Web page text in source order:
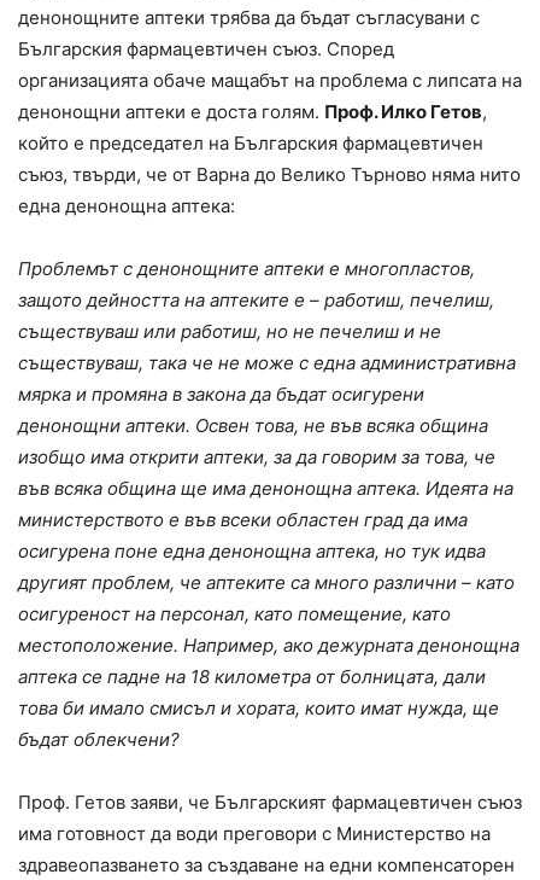
денонощните аптеки трябва да бъдат съгласувани с
Българския фармацевтичен съюз. Според
организацията обаче мащабът на проблема с липсата на
денонощни аптеки е доста голям. Проф. Илко Гетов,
който е председател на Българския фармацевтичен
съюз, твърди, че от Варна до Велико Търново няма нито
една денонощна аптека:
Проблемът с денонощните аптеки е многопластов,
защото дейността на аптеките е – работиш, печелиш,
съществуваш или работиш, но не печелиш и не
съществуваш, така че не може с една административна
мярка и промяна в закона да бъдат осигурени
денонощни аптеки. Освен това, не във всяка община
изобщо има открити аптеки, за да говорим за това, че
във всяка община ще има денонощна аптека. Идеята на
министерството е във всеки областен град да има
осигурена поне една денонощна аптека, но тук идва
другият проблем, че аптеките са много различни – като
осигуреност на персонал, като помещение, като
местоположение. Например, ако дежурната денонощна
аптека се падне на 18 километра от болницата, дали
това би имало смисъл и хората, които имат нужда, ще
бъдат облекчени?
Проф. Гетов заяви, че Българският фармацевтичен съюз
има готовност да води преговори с Министерство на
здравеопазването за създаване на едни компенсаторен